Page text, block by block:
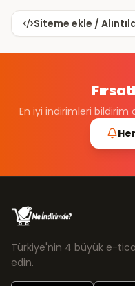
Siteme ekle /
En iyi indirimleri bildirim
Türkiye'nin 4 büyük e-
edin.